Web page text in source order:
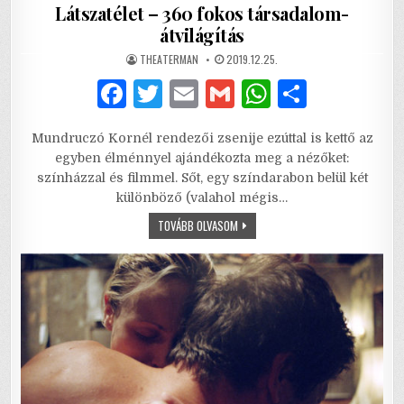
Látszatélet – 360 fokos társadalom-
átvilágítás
AUTHOR:
THEATERMAN PUBLISHED
DATE:
2019.12.25.
F
c
e
b
o
k
T
it
te
r
E
ai
l
G
ai
l
W
at
s
A
p
ar
e
Mundruczó Kornél rendezői zsenije ezúttal is kettő az
egyben élménnyel ajándékozta meg a nézőket:
színházzal és filmmel. Sőt, egy színdarabon belül két
különböző (valahol mégis…
TOVÁBB OLVASOMLÁTSZATÉLET
–
FOKOS
TÁRSADALOM-
ÁTVILÁGÍTÁS